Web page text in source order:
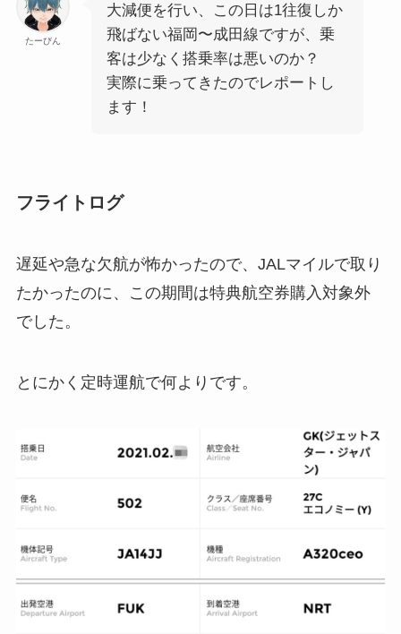
たーびん
大減便を行い、この日は1往復しか
飛ばない福岡〜成田線ですが、乗
客は少なく搭乗率は悪いのか？
実際に乗ってきたのでレポートし
ます！
フライトログ
遅延や急な欠航が怖かったので、JALマイルで取り
たかったのに、この期間は特典航空券購入対象外
でした。
とにかく定時運航で何よりです。